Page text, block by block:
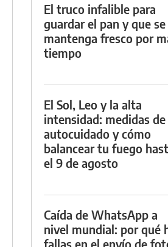
El truco infalible para
guardar el pan y que se
mantenga fresco por
tiempo
El Sol, Leo y la alta
intensidad: medidas de
autocuidado y cómo
balancear tu fuego
el 9 de agosto
Caída de WhatsApp a
nivel mundial: por qué
fallas en el envío de